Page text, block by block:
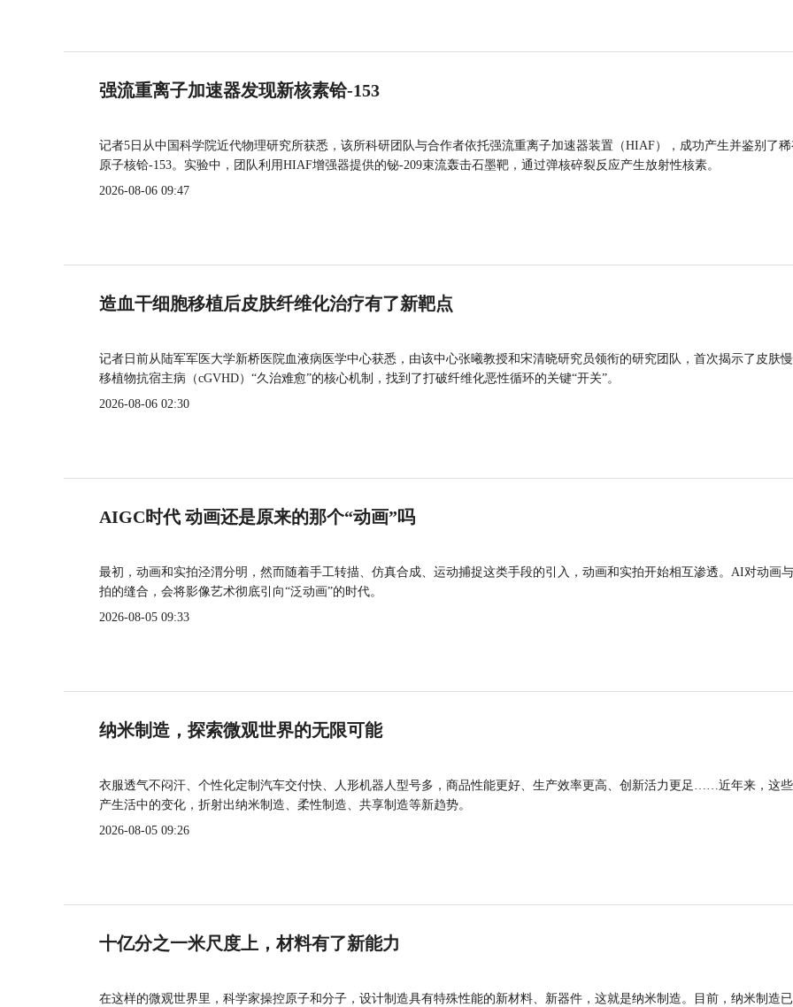
强流重离子加速器发现新核素铪-153
记者5日从中国科学院近代物理研究所获悉，该所科研团队与合作者依托强流重离子加速器装置（HIAF），成功产生并鉴别了
原子核铪-153。实验中，团队利用HIAF增强器提供的铋-209束流轰击石墨靶，通过弹核碎裂反应产生放射性核素。
2026-08-06 09:47
造血干细胞移植后皮肤纤维化治疗有了新靶点
记者日前从陆军军医大学新桥医院血液病医学中心获悉，由该中心张曦教授和宋清晓研究员领衔的研究团队，首次揭示了皮肤
移植物抗宿主病（cGVHD）“久治难愈”的核心机制，找到了打破纤维化恶性循环的关键“开关”。
2026-08-06 02:30
AIGC时代 动画还是原来的那个“动画”吗
最初，动画和实拍泾渭分明，然而随着手工转描、仿真合成、运动捕捉这类手段的引入，动画和实拍开始相互渗透。AI对动画
拍的缝合，会将影像艺术彻底引向“泛动画”的时代。
2026-08-05 09:33
纳米制造，探索微观世界的无限可能
衣服透气不闷汗、个性化定制汽车交付快、人形机器人型号多，商品性能更好、生产效率更高、创新活力更足……近年来，这
产生活中的变化，折射出纳米制造、柔性制造、共享制造等新趋势。
2026-08-05 09:26
十亿分之一米尺度上，材料有了新能力
在这样的微观世界里，科学家操控原子和分子，设计制造具有特殊性能的新材料、新器件，这就是纳米制造。目前，纳米制造